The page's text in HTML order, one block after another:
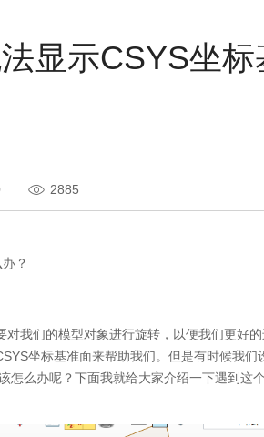
显示CSYS坐
2885
？
我们的模型对象进行旋转，以便我们更好
坐标基准面来帮助我们。但是有时候我们
怎么办呢？下面我就给大家介绍一下遇到这